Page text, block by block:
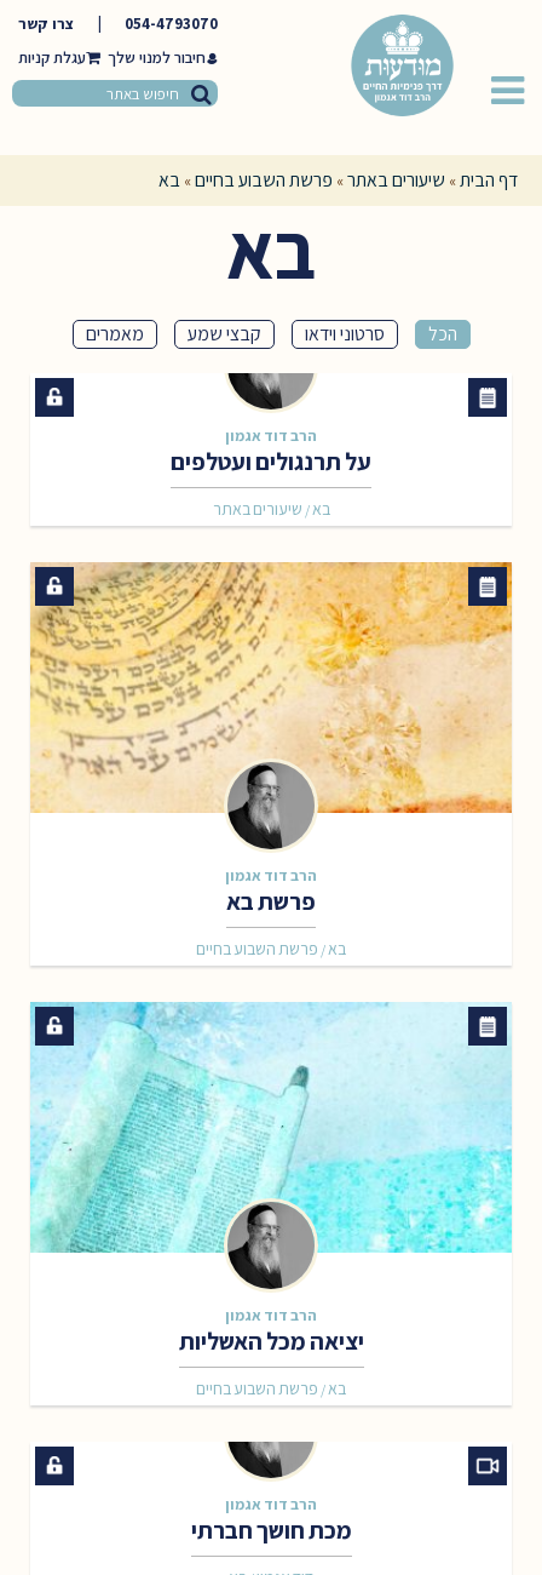
054-4793070
צרו קשר
חיבור למנוי שלך
דף הבית» שיעורים באתר» פרשת השבוע בחיים» בא
בא
הכל סרטוני וידאו קבצי שמע מאמרים
הרב דוד אגמון
על תרנגולים ועטלפים
שיעורים באתר /בא
הרב דוד אגמון
פרשת בא
פרשת השבוע בחיים /בא
הרב דוד אגמון
יציאה מכל האשליות
פרשת השבוע בחיים /בא
הרב דוד אגמון
מכת חושך חברתי